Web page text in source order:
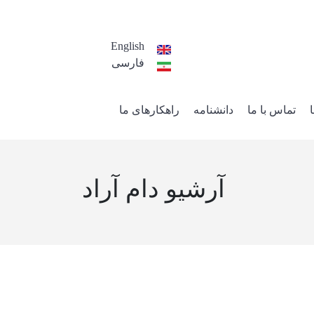
English
فارسی
تماس با ما دانشنامه راهکارهای ما
آرشیو دام آراد